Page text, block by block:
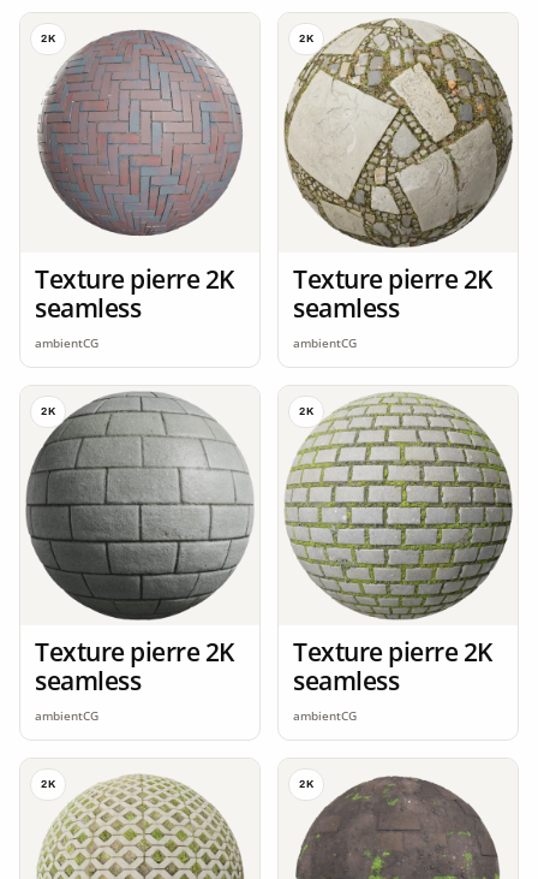
2K
Texture pierre 2K
seamless
ambientCG
2K
Texture pierre 2K
seamless
ambientCG
2K
Texture pierre 2K
seamless
ambientCG
2K
Texture pierre 2K
seamless
ambientCG
2K 2K